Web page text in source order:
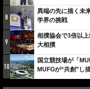
しみでしかないで
8
異端の先に描く未
学界の挑戦
9
相撲協会で3倍以
大相撲
10
国立競技場が「
MUFGが“共創”し